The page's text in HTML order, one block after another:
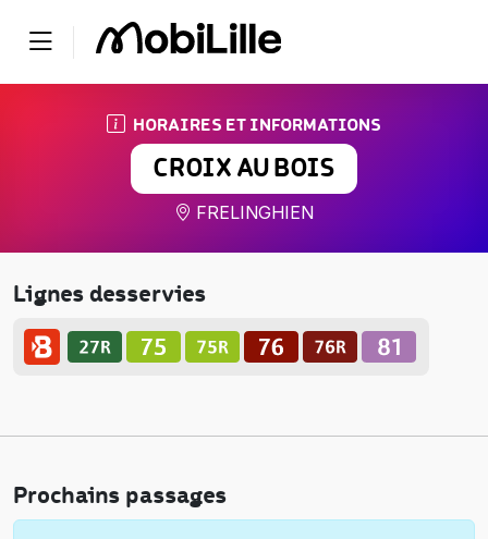
HORAIRES ET INFORMATIONS
CROIX AU BOIS
FRELINGHIEN
Lignes desservies
Prochains passages